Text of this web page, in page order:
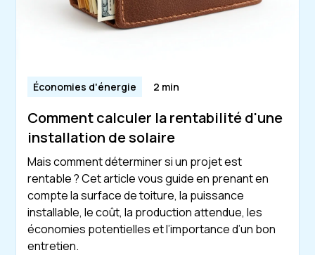
Économies d'énergie 2 min
Comment calculer la rentabilité d'une
installation de solaire
Mais comment déterminer si un projet est
rentable ? Cet article vous guide en prenant en
compte la surface de toiture, la puissance
installable, le coût, la production attendue, les
économies potentielles et l’importance d’un bon
entretien.